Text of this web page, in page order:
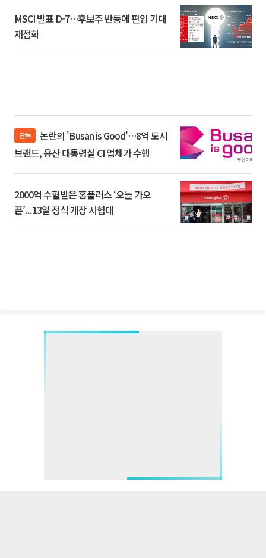
MSCI 발표 D-7…후보주 반등에 편입 기대
재점화
단독
브랜드, 용산 대통령실 CI 업체가 수행
2000억 수혈받은 홈플러스 ‘오늘 가오
픈’...13일 정식 개장 시험대